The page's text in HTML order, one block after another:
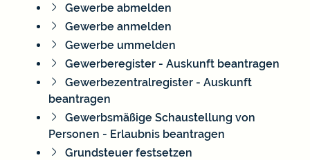
Gewerbe abmelden
Gewerbe anmelden
Gewerbe ummelden
Gewerberegister - Auskunft beantragen
Gewerbezentralregister - Auskunft
beantragen
Gewerbsmäßige Schaustellung von
Personen - Erlaubnis beantragen
Grundsteuer festsetzen